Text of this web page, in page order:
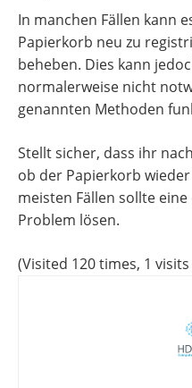
In manchen Fällen kann
Papierkorb neu zu
beheben. Dies kann
normalerweise nicht
genannten Methoden
Stellt sicher, dass ihr
ob der Papierkorb
meisten Fällen sollte
Problem lösen.
(Visited 120 times, 1